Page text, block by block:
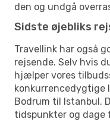
den og undgå
Sidste øjebliks
Travellink har også
rejsende. Selv hvis
hjælper vores
Bodrum til Istanbul.
tidspunkter og dage